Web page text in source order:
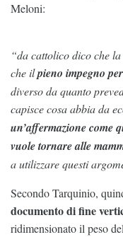
Meloni:
“da cattolico dico che
che ilpieno impegno
diverso da quanto
capisce cosa abbia da
un’affermazione come
vuole tornare alle
a utilizzare questi
Secondo Tarquinio,
documento di fine
ridimensionato il peso